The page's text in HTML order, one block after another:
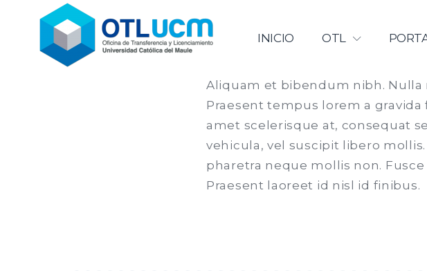
contenidoOficina de Transferencia &
INICIO OTL
Aliquam et bibendum nibh. Nulla
Praesent tempus lorem a
amet scelerisque at, consequat
vehicula, vel suscipit libero
pharetra neque mollis non.
Praesent laoreet id nisl id finibus.